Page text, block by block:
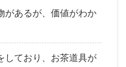
があるが、価値がわか
しており、お茶道具が